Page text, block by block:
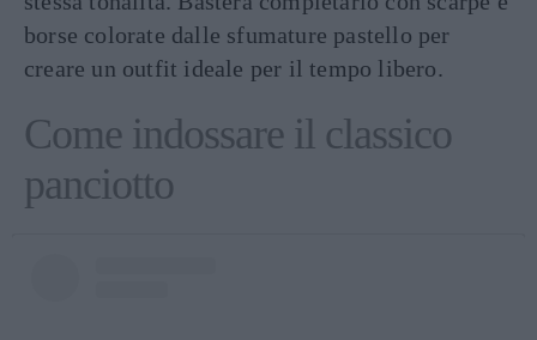
borse colorate dalle sfumature pastello per
creare un outfit ideale per il tempo libero.
Come indossare il classico
panciotto